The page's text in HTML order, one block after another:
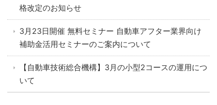
格改定のお知らせ
3月23日開催 無料セミナー 自動車アフター業界向け
補助金活用セミナーのご案内について
【自動車技術総合機構】3月の小型2コースの運用につ
いて